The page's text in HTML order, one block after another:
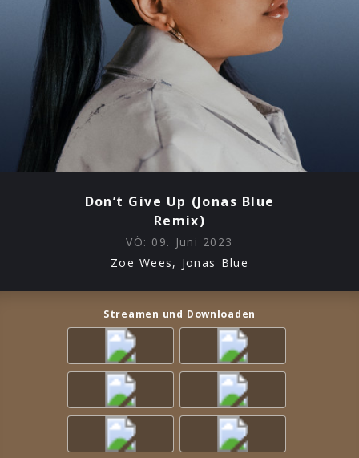
Don’t Give Up (Jonas Blue
Remix)
VÖ: 09. Juni 2023
Zoe Wees, Jonas Blue
Streamen und Downloaden